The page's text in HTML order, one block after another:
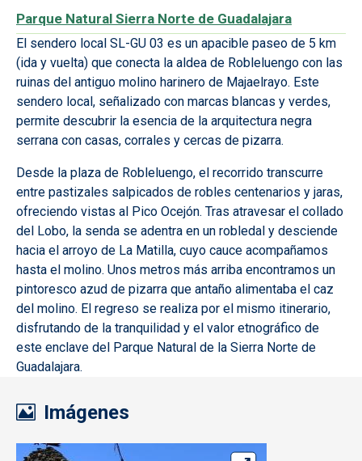
Parque Natural Sierra Norte de Guadalajara
El sendero local SL-GU 03 es un apacible paseo de 5 km
(ida y vuelta) que conecta la aldea de Robleluengo con las
ruinas del antiguo molino harinero de Majaelrayo. Este
sendero local, señalizado con marcas blancas y verdes,
permite descubrir la esencia de la arquitectura negra
serrana con casas, corrales y cercas de pizarra.
Desde la plaza de Robleluengo, el recorrido transcurre
entre pastizales salpicados de robles centenarios y jaras,
ofreciendo vistas al Pico Ocejón. Tras atravesar el collado
del Lobo, la senda se adentra en un robledal y desciende
hacia el arroyo de La Matilla, cuyo cauce acompañamos
hasta el molino. Unos metros más arriba encontramos un
pintoresco azud de pizarra que antaño alimentaba el caz
del molino. El regreso se realiza por el mismo itinerario,
disfrutando de la tranquilidad y el valor etnográfico de
este enclave del Parque Natural de la Sierra Norte de
Guadalajara.
Imágenes